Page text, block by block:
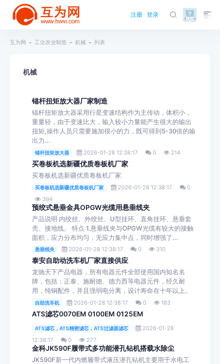
注册 登录
互为网 工业农业制造 机械 列表
机械
锚杆扭矩放大器厂家制造
锚杆扭矩放大器采用行星变速结构作为主传动，体积小，
重量轻，由于变速比大，输入较小力量能产生很大的输出
扭矩,操作人员只需要施加很小的力，既可得到5-30倍的输
出力...
锚杆扭矩放大器 2026-01-28 12:38:17 0 214
买卷板机选新疆优质卷板机厂家
买卷板机选新疆优质卷板机厂家
买卷板机选新疆优质卷板机厂家 2026-01-28 12:38:17
0
394
预绞式悬垂金具OPGW光缆用悬垂线夹
产品说明 内绞丝、外绞丝、U型挂环、直角挂环、悬垂套
壳、接地线。 特点 1.悬垂线夹与OPGW光缆有较大的接触
面积，应力分布均匀，无应力集中点，同时增强了...
悬垂线夹 2026-01-28 12:38:17 0 310
泰安自助动洗车机厂家直接供应
龙驰天下产品电器，所有电器元件全部使用国内知名名
牌，包括：正泰、施耐德、德力西等电器元件，经久耐
用，纯铜配件，并且强弱电分离，设计寿命在十年以上。
自助洗车机 2026-01-28 12:38:17 0 183
ATS滤芯0070EM 0100EM 0125EM
ATS滤芯，ATS精密滤芯，ATS过滤器滤芯
2026-01-28
12:38:17
0 277
金科JK590F履带式多功能潜孔钻机搭载水除尘
JK590F新一代内燃履带式液压潜孔钻机主要用于水电工